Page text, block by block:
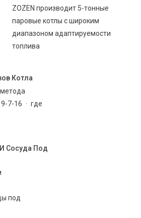
ZOZEN производит 5-тонные
паровые котлы с широким
диапазоном адаптируемости
топлива
Котла
метода
7-16 · где
Сосуда Под
под